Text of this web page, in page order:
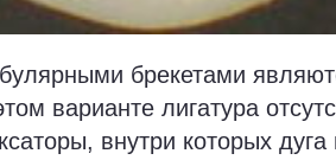
брекетами
варианте лигатура
внутри которых дуга